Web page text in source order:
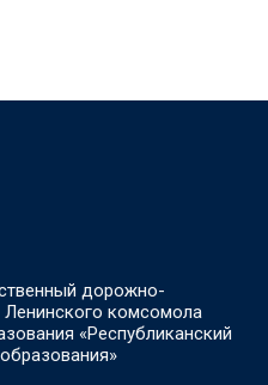
дорожно-
комсомола
«Республиканский